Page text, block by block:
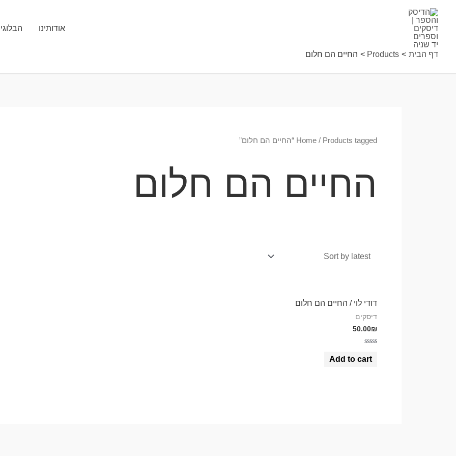
אודותינו
דף הבית Products החיים הם חלום
Home / Products tagged “החיים הם חלום”
החיים הם חלום
דודי לוי / החיים הם חלום
דיסקים
50.00₪
out
Add to cart